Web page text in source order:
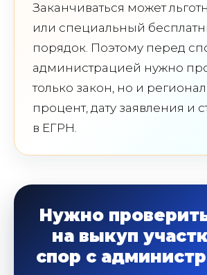
Заканчиваться может
или специальный
порядок. Поэтому перед
администрацией нужно
только закон, но и
процент, дату заявления и
в ЕГРН.
Нужно
на выкуп
спор с